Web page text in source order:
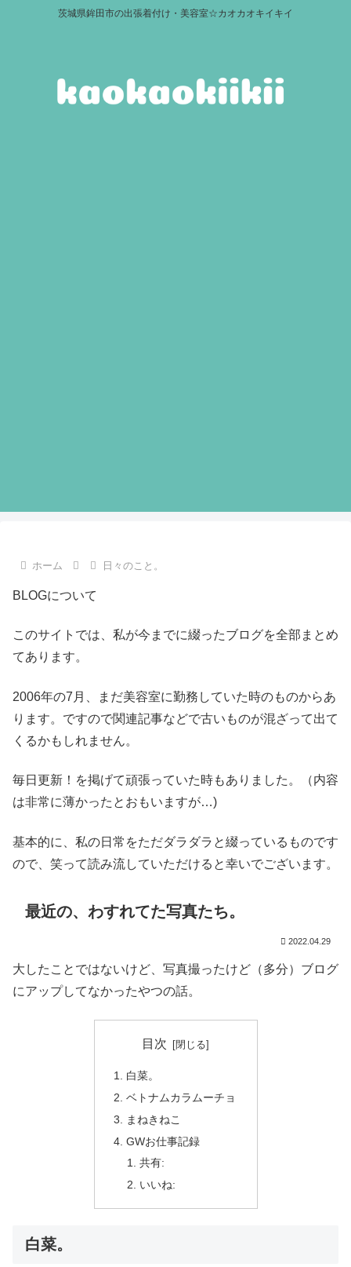
茨城県鉾田市の出張着付け・美容室☆カオカオキイキイ
ホーム 日々のこと。
BLOGについて
このサイトでは、私が今までに綴ったブログを全部まとめ
てあります。
2006年の7月、まだ美容室に勤務していた時のものからあ
ります。ですので関連記事などで古いものが混ざって出て
くるかもしれません。
毎日更新！を掲げて頑張っていた時もありました。（内容
は非常に薄かったとおもいますが…)
基本的に、私の日常をただダラダラと綴っているものです
ので、笑って読み流していただけると幸いでございます。
最近の、わすれてた写真たち。
2022.04.29
大したことではないけど、写真撮ったけど（多分）ブログ
にアップしてなかったやつの話。
目次
白菜。
ベトナムカラムーチョ
まねきねこ
GWお仕事記録
共有:
いいね:
白菜。